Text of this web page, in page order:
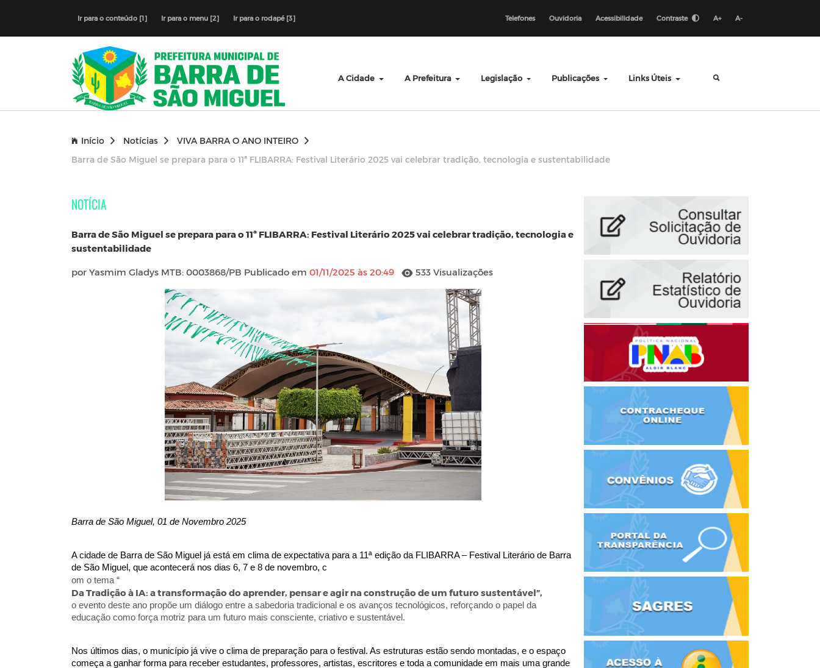
Ir para o conteúdo [1] Ir para o menu [2] Ir para o rodapé [3] Telefones Ouvidoria Acessibilidade Contraste A+ A-
A Cidade A Prefeitura Legislação Publicações Links Úteis
Início Notícias
VIVA BARRA O ANO INTEIRO
Barra de São Miguel se prepara para o 11ª FLIBARRA: Festival Literário 2025 vai celebrar tradição, tecnologia e sustentabilidade
NOTÍCIA
Barra de São Miguel se prepara para o 11ª FLIBARRA: Festival Literário 2025 vai celebrar tradição, tecnologia e
sustentabilidade
por Yasmim Gladys MTB: 0003868/PB Publicado em 01/11/2025 às 20:49 533 Visualizações
Barra de São Miguel, 01 de Novembro 2025
A cidade de Barra de São Miguel já está em clima de expectativa para a 11ª edição da FLIBARRA – Festival Literário de Barra
de São Miguel, que acontecerá nos dias 6, 7 e 8 de novembro, c
om o tema “
Da Tradição à IA: a transformação do aprender, pensar e agir na construção de um futuro sustentável”,
o evento deste ano propõe um diálogo entre a sabedoria tradicional e os avanços tecnológicos, reforçando o papel da
educação como força motriz para um futuro mais consciente, criativo e sustentável.
Nos últimos dias, o município já vive o clima de preparação para o festival. As estruturas estão sendo montadas, e o espaço
começa a ganhar forma para receber estudantes, professores, artistas, escritores e toda a comunidade em mais uma grande